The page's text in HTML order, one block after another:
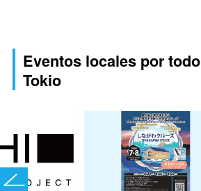
Eventos locales por todo
Tokio